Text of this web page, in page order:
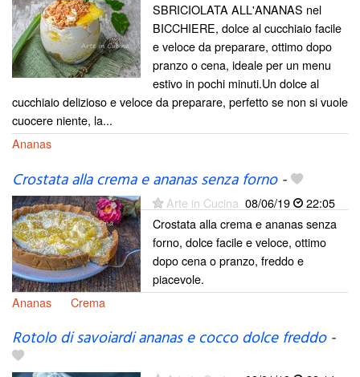
SBRICIOLATA ALL'ANANAS nel
BICCHIERE, dolce al cucchiaio facile
e veloce da preparare, ottimo dopo
pranzo o cena, ideale per un menu
estivo in pochi minuti.Un dolce al
cucchiaio delizioso e veloce da preparare, perfetto se non si vuole
cuocere niente, la...
Ananas
Crostata alla crema e ananas senza forno-
Arte in Cucina 08/06/19
22:05
Crostata alla crema e ananas senza
forno, dolce facile e veloce, ottimo
dopo cena o pranzo, freddo e
piacevole.
Ananas
Crema
Rotolo di savoiardi ananas e cocco dolce freddo-